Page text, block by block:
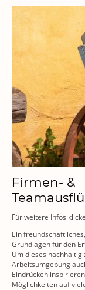
Firmen- &
Für weitere Infos
Ein
Grundlagen für den
Um dieses
Arbeitsumgebung
Eindrücken
Möglichkeiten auf